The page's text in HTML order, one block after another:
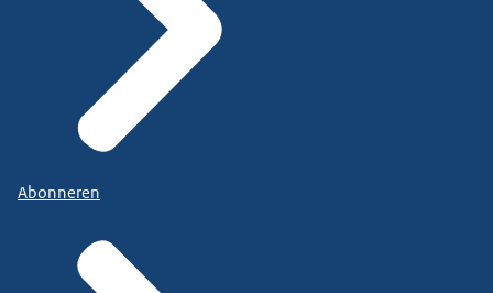
Abonneren